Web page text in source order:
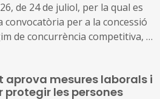
de 24 de juliol, per la qual es
convocatòria per a la concessió
de concurrència competitiva, a
aprova mesures laborals i
protegir les persones